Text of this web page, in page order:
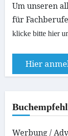
Um unseren
für
klicke bitte hier
Hier
Werbung /